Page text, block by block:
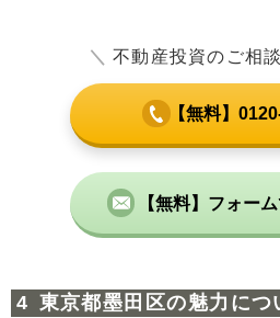
＼ 不動産投資のご相
【無料】
【無料】フォー
東京都墨田区の魅力につ